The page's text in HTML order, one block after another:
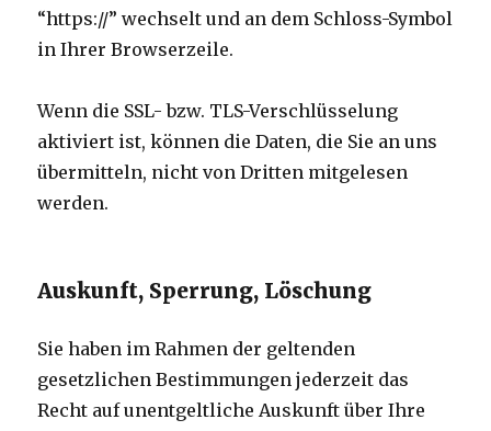
“https://” wechselt und an dem Schloss-Symbol
in Ihrer Browserzeile.
Wenn die SSL- bzw. TLS-Verschlüsselung
aktiviert ist, können die Daten, die Sie an uns
übermitteln, nicht von Dritten mitgelesen
werden.
Auskunft, Sperrung, Löschung
Sie haben im Rahmen der geltenden
gesetzlichen Bestimmungen jederzeit das
Recht auf unentgeltliche Auskunft über Ihre